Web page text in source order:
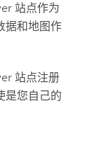
站点作为
据和地图作
站点注册
是您自己的